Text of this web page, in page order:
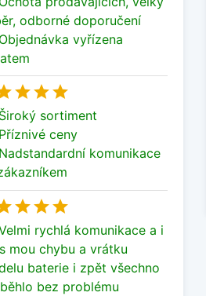
odborné doporučení
Objednávka vyřízena

Široký sortiment
Příznivé ceny
Nadstandardní komunikace

rychlá komunikace a i
mou chybu a vrátku
baterie i zpět všechno
bez problému